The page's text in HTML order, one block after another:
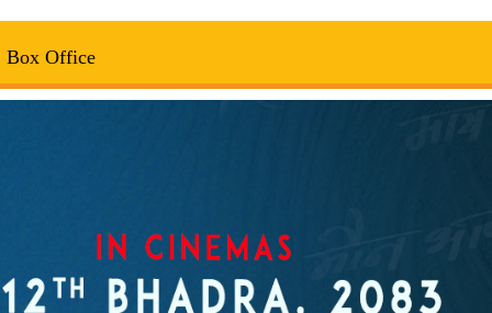
Box Office